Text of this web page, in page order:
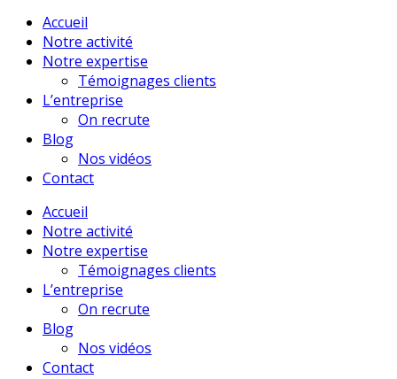
Accueil
Notre activité
Notre expertise
Témoignages clients
L’entreprise
On recrute
Blog
Nos vidéos
Contact
Accueil
Notre activité
Notre expertise
Témoignages clients
L’entreprise
On recrute
Blog
Nos vidéos
Contact